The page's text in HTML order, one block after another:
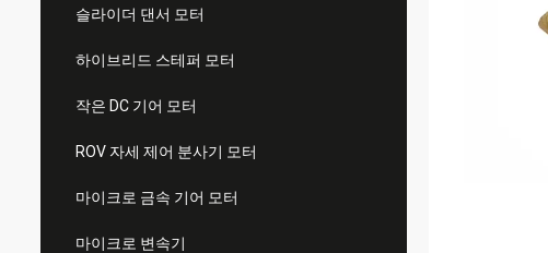
슬라이더 댄서 모터
하이브리드 스테퍼 모터
작은 DC 기어 모터
ROV 자세 제어 분사기 모터
마이크로 금속 기어 모터
마이크로 변속기